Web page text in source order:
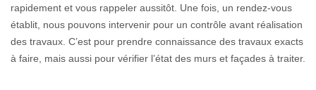
rapidement et vous rappeler aussitôt. Une fois, un rendez-vous
établit, nous pouvons intervenir pour un contrôle avant réalisation
des travaux. C’est pour prendre connaissance des travaux exacts
à faire, mais aussi pour vérifier l’état des murs et façades à traiter.